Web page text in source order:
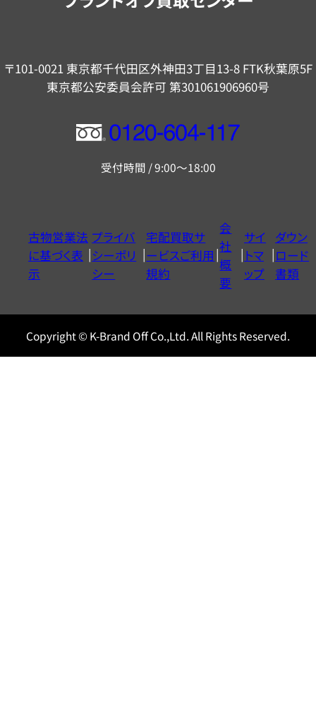
〒101-0021 東京都千代田区外神田3丁目13-8 FTK秋葉原5F
東京都公安委員会許可 第301061906960号
フ
ー
ヤ
ル
0120604117
受付時間 / 9:00～18:00
古物営業法
に基づく表
示
プライバ
シーポリ
シー
宅配買取サ
ービスご利用
規約
会
社
概
要
サイ
トマ
ップ
ダウン
ロード
書類
Copyright © K-Brand Off Co.,Ltd. All Rights Reserved.